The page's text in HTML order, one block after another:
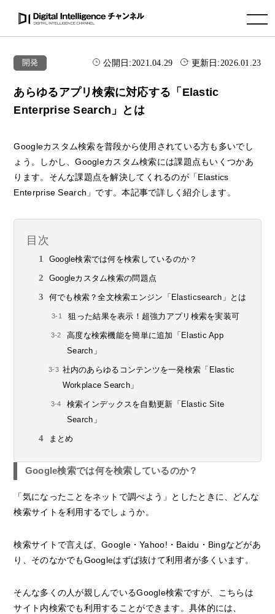
toggle navigation
開発 公開日:2021.04.29 更新日:2026.01.23
あらゆるアプリ検索に対応する「Elastic
Enterprise Search」とは
Googleカスタム検索を普段から使用されている方も多いでし
ょう。しかし、Googleカスタム検索には課題点もいくつかあ
ります。そんな課題点を解決してくれるのが「Elastics
Enterprise Search」です。本記事で詳しく紹介します。
目次
Google検索では何を検索しているのか？
Googleカスタム検索の問題点
何でも検索？全文検索エンジン「Elasticsearch」とは
狙った結果を表示！超強力アプリ検索を実装可
高度な検索機能を簡単に追加「Elastic App
Search」
社内のあらゆるコンテンツを一発検索「Elastic
Workplace Search」
検索インデックスを自動更新「Elastic Site
Search」
まとめ
Google検索では何を検索しているのか？
「気になったことをネットで調べよう」としたときに、どんな
検索サイトを利用するでしょうか。
検索サイトで言えば、Google・Yahoo!・Baidu・Bingなどがあ
り、そのなかでもGoogleはずば抜けて利用者が多くいます。
そんな多くの人が親しんでいるGoogle検索ですが、こちらは
サイト内検索でも利用することができます。具体的には、